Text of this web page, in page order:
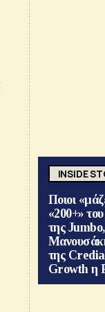
INSIDE
Ποιοι
«200+»
της
της
Growth η